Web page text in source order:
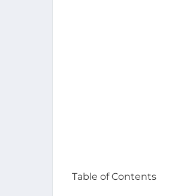
Table of Contents